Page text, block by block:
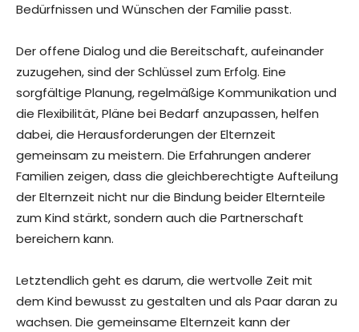
Bedürfnissen und Wünschen der Familie passt.
Der offene Dialog und die Bereitschaft, aufeinander
zuzugehen, sind der Schlüssel zum Erfolg. Eine
sorgfältige Planung, regelmäßige Kommunikation und
die Flexibilität, Pläne bei Bedarf anzupassen, helfen
dabei, die Herausforderungen der Elternzeit
gemeinsam zu meistern. Die Erfahrungen anderer
Familien zeigen, dass die gleichberechtigte Aufteilung
der Elternzeit nicht nur die Bindung beider Elternteile
zum Kind stärkt, sondern auch die Partnerschaft
bereichern kann.
Letztendlich geht es darum, die wertvolle Zeit mit
dem Kind bewusst zu gestalten und als Paar daran zu
wachsen. Die gemeinsame Elternzeit kann der